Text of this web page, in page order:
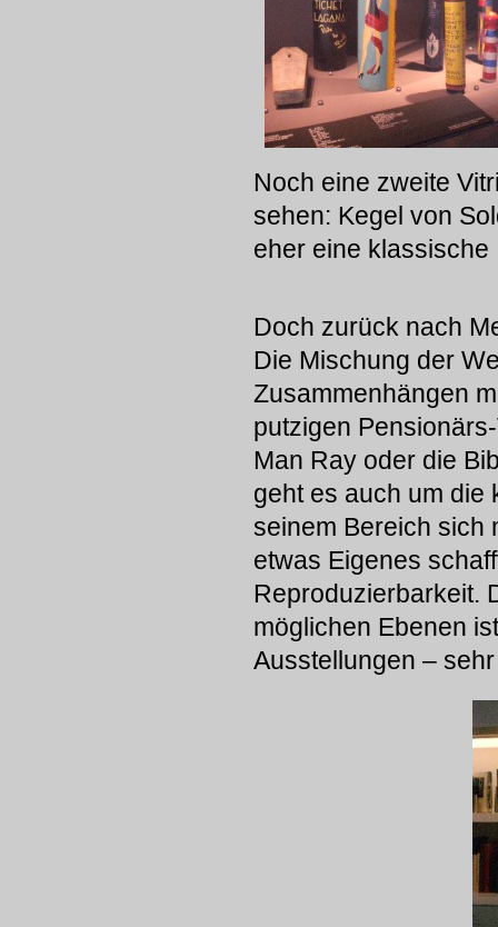
Noch eine zweite
sehen: Kegel von
eher eine klassische
Doch zurück nach
Die Mischung der
Zusammenhängen
putzigen
Man Ray oder die
geht es auch um die
seinem Bereich sich
etwas Eigenes
Reproduzierbarkeit.
möglichen Ebenen
Ausstellungen –